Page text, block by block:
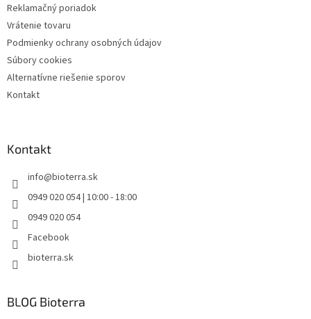
Reklamačný poriadok
Vrátenie tovaru
Podmienky ochrany osobných údajov
Súbory cookies
Alternatívne riešenie sporov
Kontakt
Kontakt
info@bioterra.sk
0949 020 054 | 10:00 - 18:00
0949 020 054
Facebook
bioterra.sk
BLOG Bioterra